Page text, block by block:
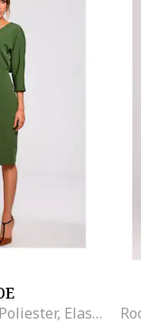
Rochie de dama Poliester, Elastan, Albastru, Verde